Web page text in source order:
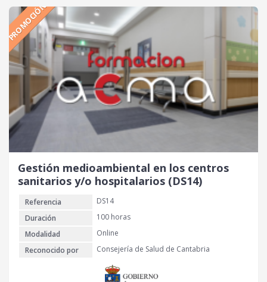
PROMOCIÓN
Gestión medioambiental en los centros
sanitarios y/o hospitalarios (DS14)
Referencia
DS14
Duración
100 horas
Modalidad
Online
Reconocido por
Consejería de Salud de Cantabria